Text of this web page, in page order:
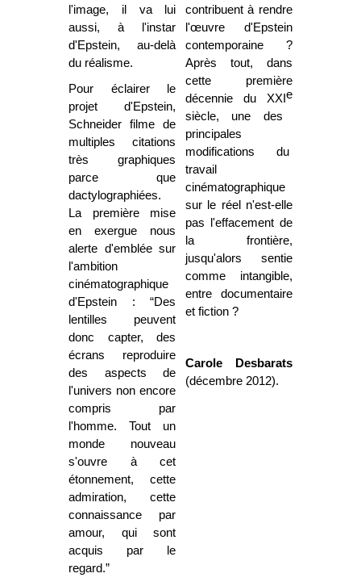
l'image, il va lui
aussi, à l'instar
d'Epstein, au-delà
du réalisme.
Pour éclairer le
projet d'Epstein,
Schneider filme de
multiples citations
très graphiques
parce que
dactylographiées.
La première mise
en exergue nous
alerte d'emblée sur
l'ambition
cinématographique
d'Epstein : “Des
lentilles peuvent
donc capter, des
écrans reproduire
des aspects de
l'univers non encore
compris par
l'homme. Tout un
monde nouveau
s'ouvre à cet
étonnement, cette
admiration, cette
connaissance par
amour, qui sont
acquis par le
regard.”
contribuent à rendre
l'œuvre d'Epstein
contemporaine ?
Après tout, dans
cette première
décennie du XXI e
siècle, une des
principales
modifications du
travail
cinématographique
sur le réel n'est-elle
pas l'effacement de
la frontière,
jusqu'alors sentie
comme intangible,
entre documentaire
et fiction ?
Carole Desbarats
(décembre 2012).